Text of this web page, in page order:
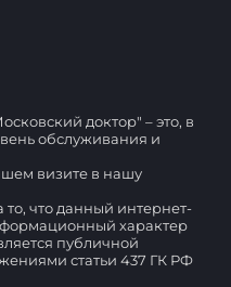
доктор" – это, в
обслуживания и
визите в нашу
то, что данный интернет-
характер
публичной
статьи 437 ГК РФ